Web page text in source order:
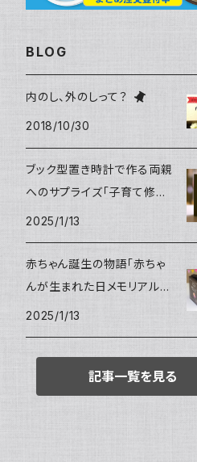
BLOG
内のし、外のしって？
2018/10/30
ブック型置き時計で作る両親
へのサプライズ「子育て修了
証」
2025/1/13
赤ちゃん誕生の物語「赤ちゃ
んが生まれた日メモリアルク
ロック」
2025/1/13
記事一覧を見る